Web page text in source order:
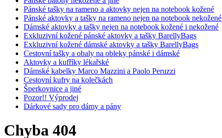
Pánské tašky na rameno a aktovky nejen na notebook kožené
Pánské aktovky a tašky na rameno nejen na notebook nekožené
Dámské aktovky a tašky nejen na notebook kožené i nekožené
Exkluzivní kožené pánské aktovky a tašky BarellyBags
Exkluzivní kožené dámské aktovky a tašky BarellyBags
Cestovní tašky a obaly na obleky pánské i dámské
Aktovky a kufříky lékařské
Dámské kabelky Marco Mazzini a Paolo Peruzzi
Cestovní kufry na kolečkách
Šperkovnice a jiné
Pozor!! Výprodej
Dárkové sady pro dámy a pány
Chyba 404